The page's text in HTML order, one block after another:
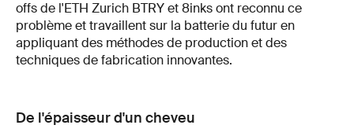
offs de l'ETH Zurich BTRY et 8inks ont reconnu ce
problème et travaillent sur la batterie du futur en
appliquant des méthodes de production et des
techniques de fabrication innovantes.
De l'épaisseur d'un cheveu